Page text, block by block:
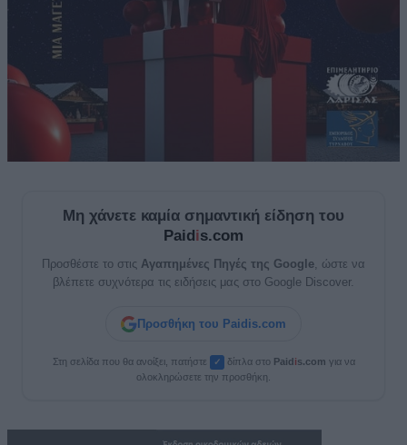
Μη χάνετε καμία σημαντική είδηση του
Paid is.com
Προσθέστε το στις Αγαπημένες Πηγές της Google, ώστε να
βλέπετε συχνότερα τις ειδήσεις μας στο Google Discover.
Προσθήκη του Paidis.com
Στη σελίδα που θα ανοίξει, πατήστε ✓ δίπλα στο Paidis.com για να
ολοκληρώσετε την προσθήκη.